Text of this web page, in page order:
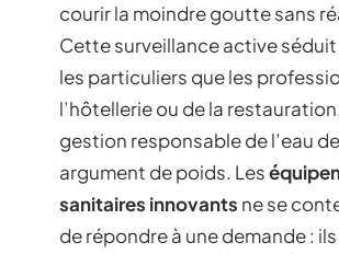
courir la moindre goutte sans
Cette surveillance active séduit
les particuliers que les
l’hôtellerie ou de la
gestion responsable de l’eau
argument de poids. Les
sanitaires innovants ne se
de répondre à une demande :